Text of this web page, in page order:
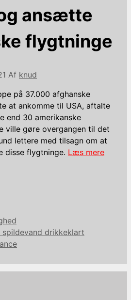
ansætte
flygtninge
Af knud
på 37.000 afghanske
at ankomme til USA, aftalte
end 30 amerikanske
ville gøre overgangen til det
lettere med tilsagn om at
flygtninge. Læs mere
spildevand drikkeklart